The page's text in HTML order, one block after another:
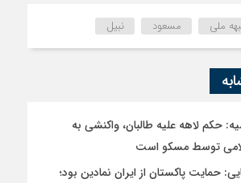
ملی مسعود نبیل
حکم لاهه علیه طالبان، واکنشی به
توسط مسکو است
حمایت پاکستان از ایران نمادین بود؛